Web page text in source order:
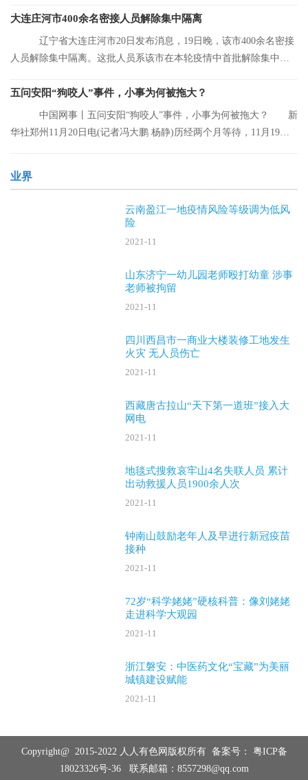
大连庄河市400余名密接人员解除集中隔离
辽宁省大连庄河市20日发布消息，19日晚，该市400余名密接
人员解除集中隔离。这批人员系该市在本轮疫情中首批解除集中隔
五问安阳“狗咬人”事件，小事为何被拖大？
中国网事丨五问安阳“狗咬人”事件，小事为何被拖大？ 新
华社郑州11月20日电(记者冯大鹏 杨静)历经两个月等待，11月19日
业界
云南盈江一地疫情风险等级调为低风
险
2021-11
山东济宁一幼儿园老师殴打幼童 涉事
老师被拘留
2021-11
四川西昌市一商业大楼装修工地发生
火灾 无人员伤亡
2021-11
西藏唐古拉山“天下第一道班”接入大
网电
2021-11
地毯式搜救哀牢山4名失联人员 累计
出动救援人员1900余人次
2021-11
钟南山鼓励老年人及早进行新冠疫苗
接种
2021-11
72岁“科学姥姥”硬核科普：像刘姥姥
走进科学大观园
2021-11
浙江磐安：中医药文化“宝藏”为美丽
城镇建设赋能
2021-11
Copyright@ 2015-2022 人人有色网版权所有 备案号： 粤ICP备
18023326号-36联系邮箱：8557298@qq.com